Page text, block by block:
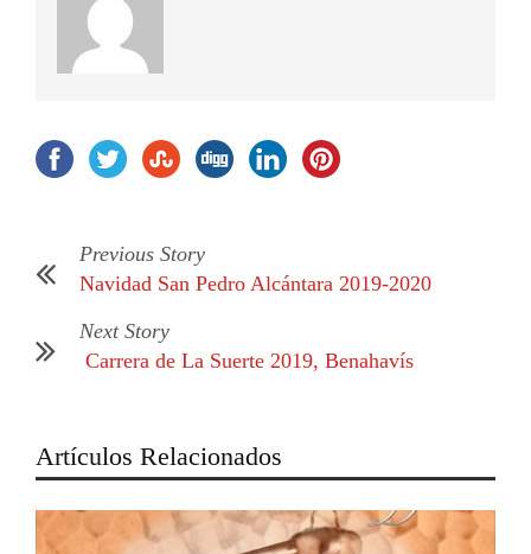
Previous Story
Navidad San Pedro Alcántara 2019-2020
Next Story
Carrera de La Suerte 2019, Benahavís
Artículos Relacionados